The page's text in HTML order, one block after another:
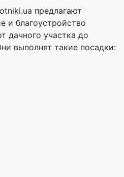
предлагают
и благоустройство
дачного участка до
выполнят такие посадки: